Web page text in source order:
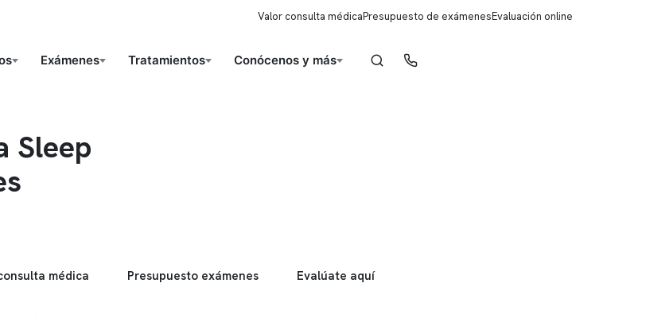
Valor consulta médicaPresupuesto de exámenesEvaluación online
Exámenes Tratamientos Conócenos y más
Sleep
médica Presupuesto exámenes Evalúate aquí